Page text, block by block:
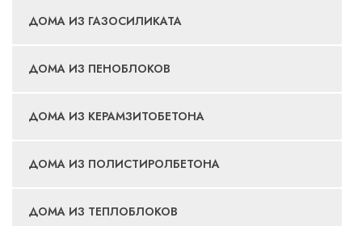
ДОМА ИЗ ГАЗОСИЛИКАТА
ДОМА ИЗ ПЕНОБЛОКОВ
ДОМА ИЗ КЕРАМЗИТОБЕТОНА
ДОМА ИЗ ПОЛИСТИРОЛБЕТОНА
ДОМА ИЗ ТЕПЛОБЛОКОВ